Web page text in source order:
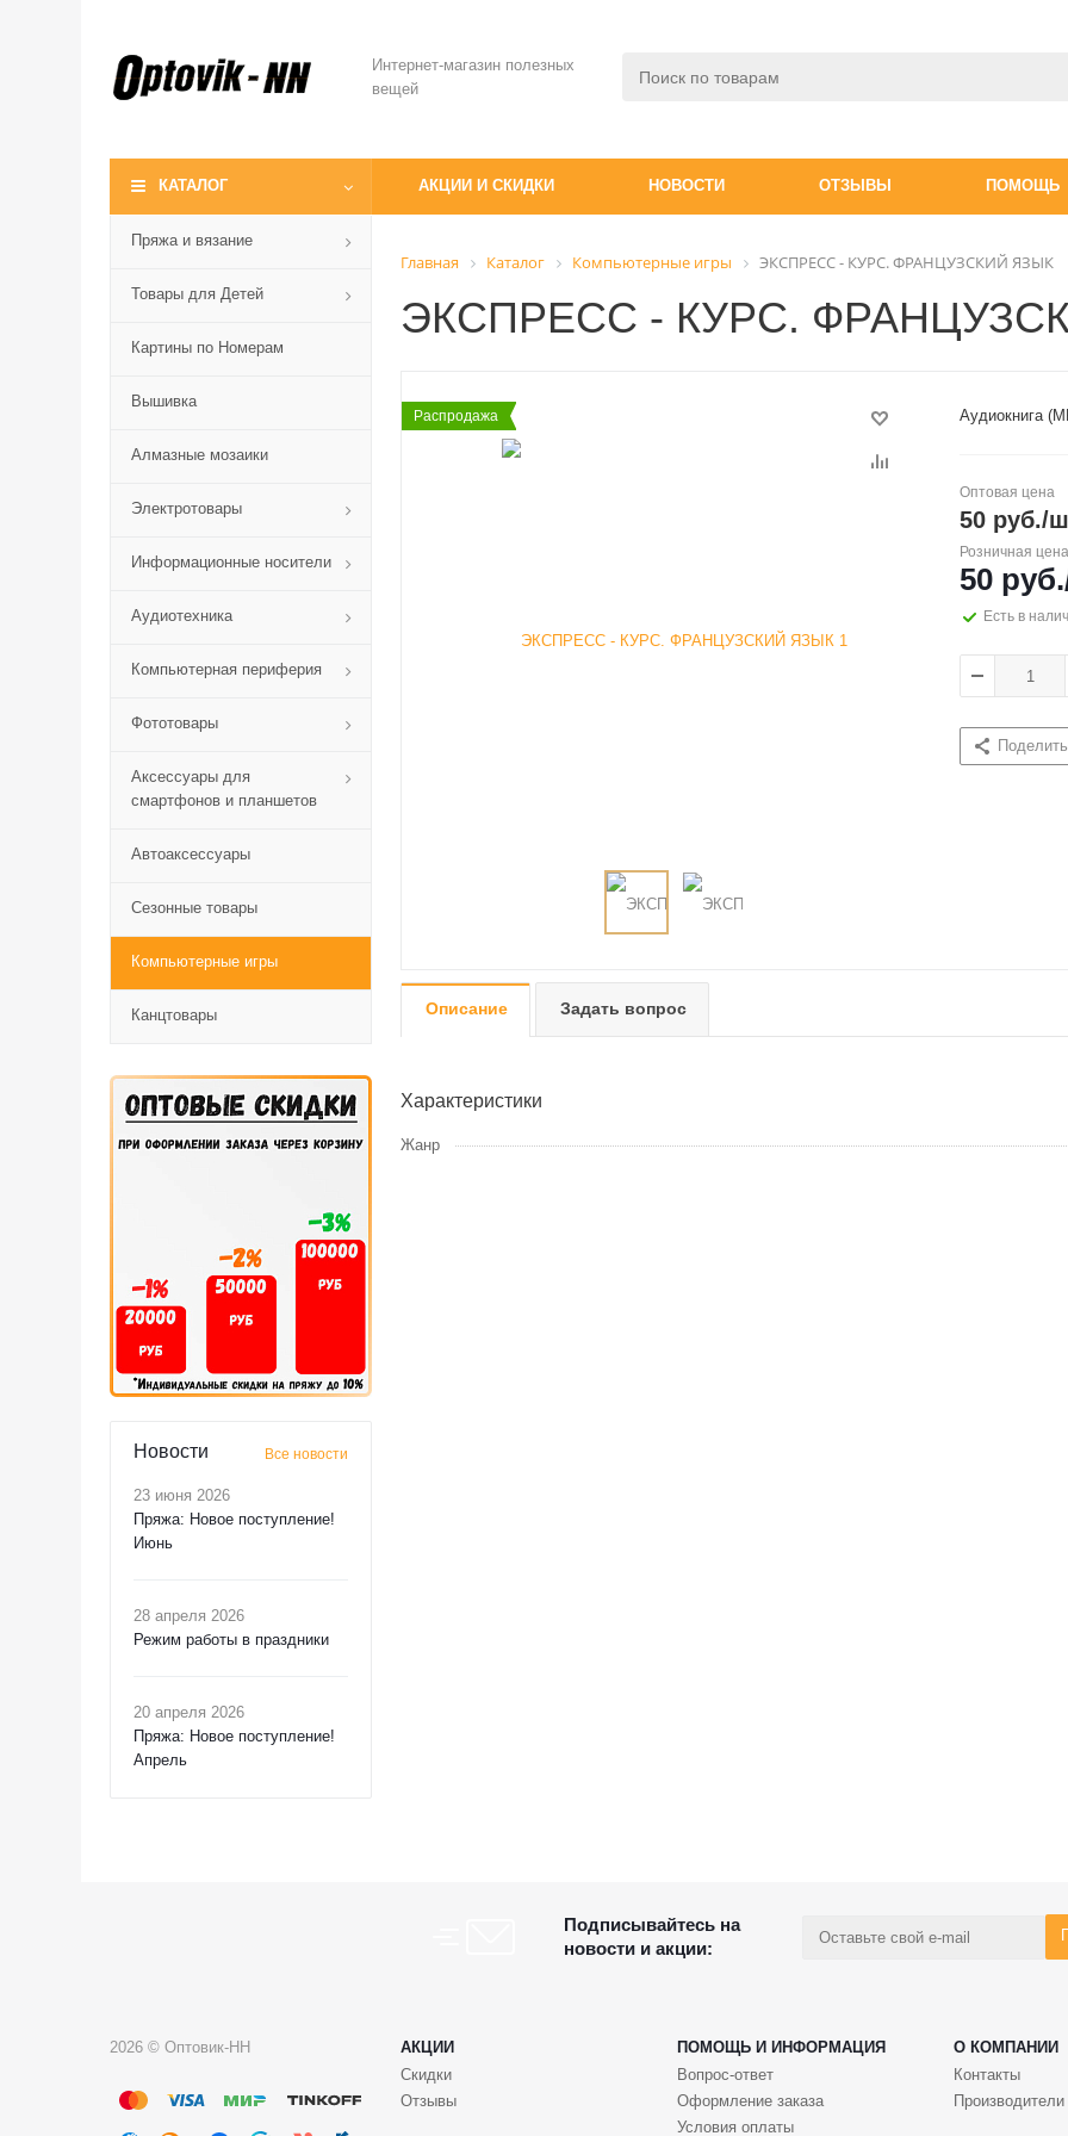
Интернет-магазин полезных
вещей
КАТАЛОГ АКЦИИ И СКИДКИ НОВОСТИ ОТЗЫВЫ ПОМОЩЬ
Пряжа и вязание
Товары для Детей
Картины по Номерам
Вышивка
Алмазные мозаики
Электротовары
Информационные носители
Аудиотехника
Компьютерная периферия
Фототовары
Аксессуары для
смартфонов и планшетов
Автоаксессуары
Сезонные товары
Компьютерные игры
Канцтовары
Новости Все новости
23 июня 2026
Пряжа: Новое поступление!
Июнь
28 апреля 2026
Режим работы в праздники
20 апреля 2026
Пряжа: Новое поступление!
Апрель
Главная Каталог Компьютерные игры ЭКСПРЕСС - КУРС. ФРАНЦУЗСКИЙ ЯЗЫК
ЭКСПРЕСС - КУРС.
Распродажа Аудиокнига
Оптовая цена
50 руб./
Розничная цена
50 руб.
Есть в
Описание Задать вопрос
Характеристики
Жанр
Подписывайтесь на
новости и акции:
2026 © Оптовик-НН АКЦИИ ПОМОЩЬ И ИНФОРМАЦИЯ
О КОМПАНИИ
Скидки
Отзывы
Вопрос-ответ
Оформление заказа
Условия оплаты
Контакты
Производители